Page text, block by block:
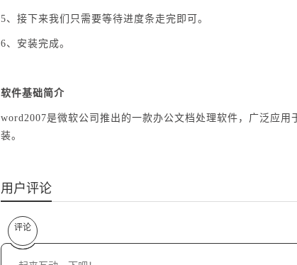
5、接下来我们只需要等待进度条走完即可。
6、安装完成。
软件基础简介
word2007是微软公司推出的一款办公文档处理软件，广泛应
装。
用户评论
评论